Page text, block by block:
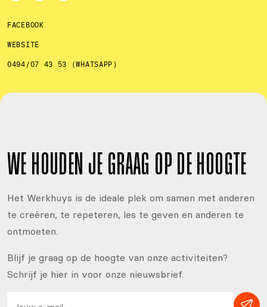
FACEBOOK
WEBSITE
0494/07 43 53 (WHATSAPP)
WE HOUDEN JE GRAAG OP DE HOOGTE
Het Werkhuys is de ideale plek om samen met anderen
te creëren, te repeteren, les te geven en anderen te
ontmoeten.
Blijf je graag op de hoogte van onze activiteiten?
Schrijf je hier in voor onze nieuwsbrief.